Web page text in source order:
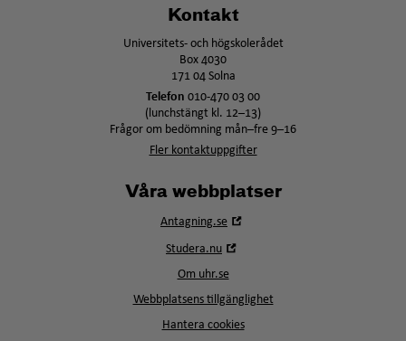
Kontakt
Universitets- och högskolerådet
Box 4030
171 04 Solna
Telefon 010-470 03 00
(lunchstängt kl. 12–13)
Frågor om bedömning mån–fre 9–16
Fler kontaktuppgifter
Våra webbplatser
Antagning.se
Studera.nu
fönster
Om uhr.se
Webbplatsens tillgänglighet
Hantera cookies